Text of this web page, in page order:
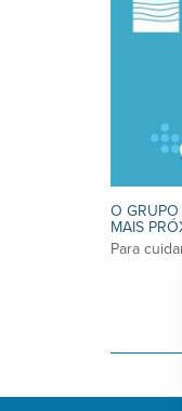
O GRUPO
MAIS
Para